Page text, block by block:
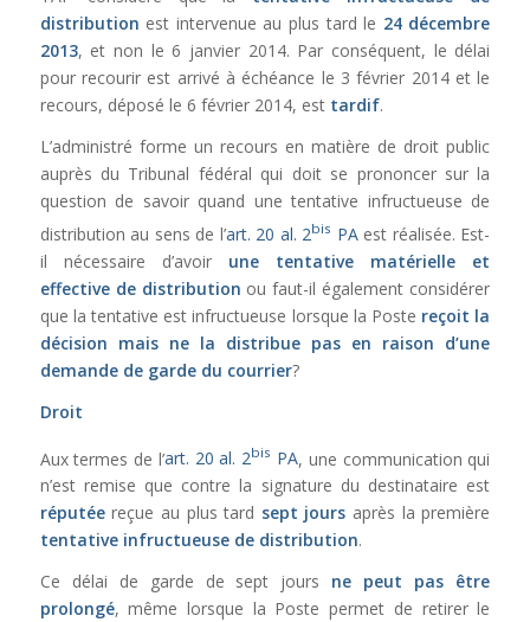
distribution est intervenue au plus tard le 24 décembre
2013, et non le 6 janvier 2014. Par conséquent, le délai
pour recourir est arrivé à échéance le 3 février 2014 et le
recours, déposé le 6 février 2014, est tardif.
L’administré forme un recours en matière de droit public
auprès du Tribunal fédéral qui doit se prononcer sur la
question de savoir quand une tentative infructueuse de
distribution au sens de l’art. 20 al. 2bis PAest réalisée. Est-
il nécessaire d’avoir une tentative matérielle et
effective de distribution ou faut-il également considérer
que la tentative est infructueuse lorsque la Poste reçoit la
décision mais ne la distribue pas en raison d’une
demande de garde du courrier?
Droit
Aux termes de l’art. 20 al. 2bis PA, une communication qui
n’est remise que contre la signature du destinataire est
réputéereçue au plus tard sept jours après la première
tentative infructueuse de distribution.
Ce délai de garde de sept jours ne peut pas être
prolongé, même lorsque la Poste permet de retirer le